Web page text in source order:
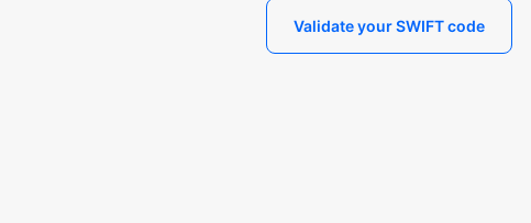
Validate your SWIFT code